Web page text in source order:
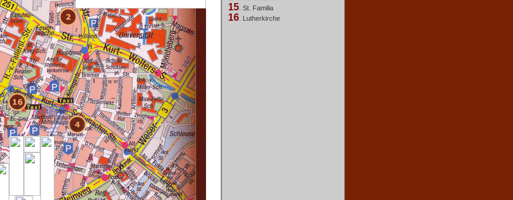
15. St. Familia
16. Lutherkirche